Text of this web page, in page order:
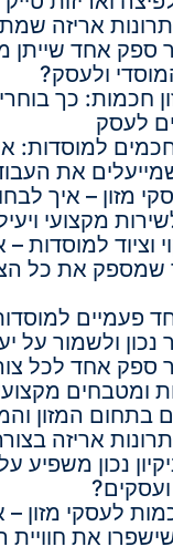
אריזה
ספק אחד שייתן
ולעסק?
חכמות: כך
לעסק
למוסדות:
את
מזון – איך
מקצועי
וציוד למוסדות
את כל
פעמיים
נכון ולשמור על
ספק אחד לכל
ומטבחים
בתחום המזון
אריזה
נכון משפיע
לעסקי מזון –
את חוויית